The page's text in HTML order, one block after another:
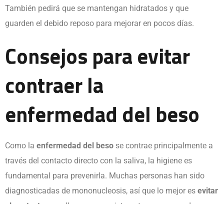
También pedirá que se mantengan hidratados y que
guarden el debido reposo para mejorar en pocos días.
Consejos para evitar
contraer la
enfermedad del beso
Como la enfermedad del beso se contrae principalmente a
través del contacto directo con la saliva, la higiene es
fundamental para prevenirla. Muchas personas han sido
diagnosticadas de mononucleosis, así que lo mejor es evitar